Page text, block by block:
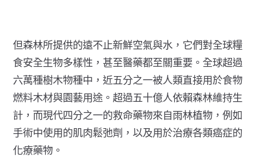
但森林所提供的遠不止新鮮空氣與水，它們對全球糧
食安全生物多樣性，甚至醫藥都至關重要。 全球超過
六萬種樹木物種中，近五分之一被人類直接用於食物
燃料木材與園藝用途。超過五十億人依賴森林維持生
計，而現代四分之一的救命藥物來自雨林植物，例如
手術中使用的肌肉鬆弛劑，以及用於治療各類癌症的
化療藥物。